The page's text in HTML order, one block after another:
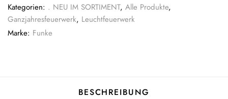
Kategorien: . NEU IM SORTIMENT, Alle Produkte,
Ganzjahresfeuerwerk, Leuchtfeuerwerk
Marke: Funke
BESCHREIBUNG